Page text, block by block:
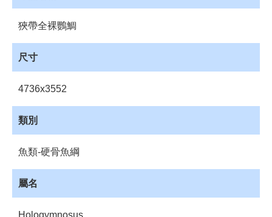
管
理
管
理
資
源
收
藏
狹帶全裸鸚鯛
尺寸
4736x3552
類別
魚類-硬骨魚綱
屬名
Hologymnosus